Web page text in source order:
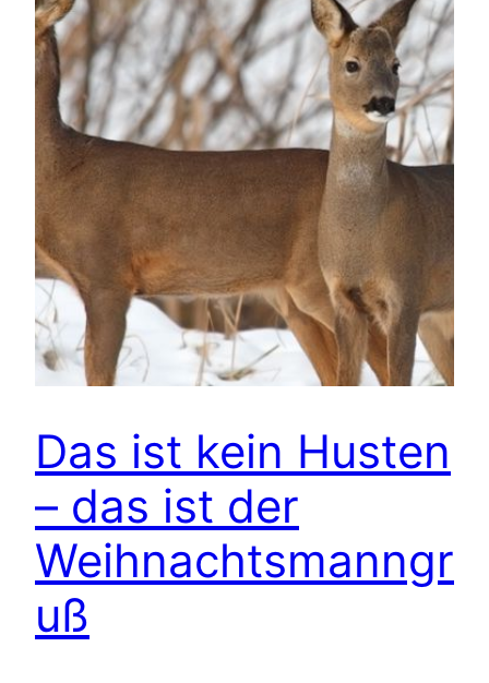
Das ist kein Husten
– das ist der
Weihnachtsmanngr
uß